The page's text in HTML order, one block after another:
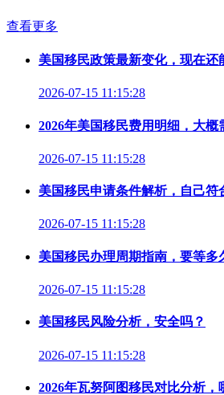
查看更多
美国移民政策最新变化，现在还
2026-07-15 11:15:28
2026年美国移民费用明细，大概
2026-07-15 11:15:28
美国移民申请条件解析，自己符
2026-07-15 11:15:28
美国移民办理周期指南，要等多
2026-07-15 11:15:28
美国移民风险分析，安全吗？
2026-07-15 11:15:28
2026年瓦努阿图移民对比分析，